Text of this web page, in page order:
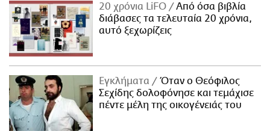
20 χρόνια LiFO
Από όσα βιβλία
διάβασες τα τελευταία 20 χρόνια,
αυτό ξεχωρίζεις
Εγκλήματα
Όταν ο Θεόφιλος
Σεχίδης δολοφόνησε και τεμάχισε
πέντε μέλη της οικογένειάς του